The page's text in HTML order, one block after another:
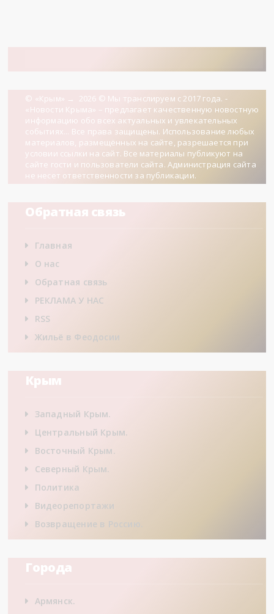
© «Крым» → 2026 © Мы транслируем с 2017 года. -
«Новости Крыма» – предлагает качественную новостную
информацию обо всех актуальных и увлекательных
событиях... Все права защищены. Использование любых
материалов, размещённых на сайте, разрешается при
условии ссылки на сайт. Все материалы публикуют на
сайте гости и пользователи сайта. Администрация сайта
не несет ответственности за публикации.
Обратная связь
Главная
О нас
Обратная связь
РЕКЛАМА У НАС
RSS
Жильё в Феодосии
Крым
Западный Крым.
Центральный Крым.
Восточный Крым.
Северный Крым.
Политика
Видеорепортажи
Возвращение в Россию.
Города
Армянск.